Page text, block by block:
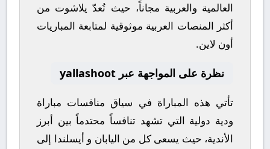
العالمية والعربية مجاناً، حيث تُعدّ يلاشوت من
أكثر المنصات العربية موثوقية لمتابعة المباريات
أون لاين.
نظرة على المواجهة عبر yallashoot
تأتي هذه المباراة في سياق منافسات مباراة
ودية دولية التي تشهد تنافساً محتدماً بين أبرز
الأندية، حيث يسعى كل من اليابان و أيسلندا إلى